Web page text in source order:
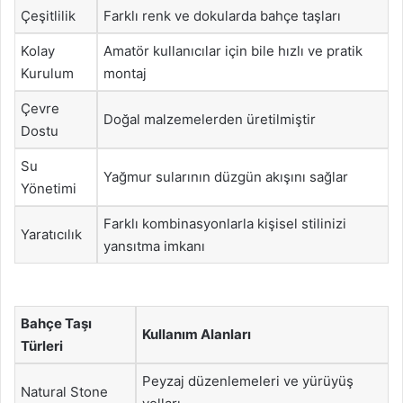
Çeşitlilik Farklı renk ve dokularda bahçe taşları
Kolay
Kurulum
Amatör kullanıcılar için bile hızlı ve pratik
montaj
Çevre
Dostu
Doğal malzemelerden üretilmiştir
Su
Yönetimi
Yağmur sularının düzgün akışını sağlar
Yaratıcılık
Farklı kombinasyonlarla kişisel stilinizi
yansıtma imkanı
Bahçe Taşı
Türleri
Kullanım Alanları
Natural Stone
Peyzaj düzenlemeleri ve yürüyüş